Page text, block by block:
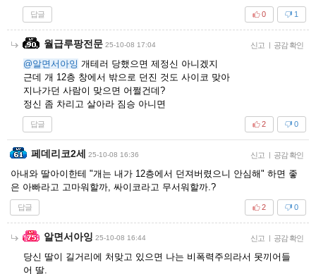
답글 1
0
월급루팡전문 25-10-08 17:04 신고 | 공감 확인
@알면서아잉 개테러 당했으면 제정신 아니겠지
근데 개 12층 창에서 밖으로 던진 것도 사이코 맞아
지나가던 사람이 맞으면 어쩔건데?
정신 좀 차리고 살아라 짐승 아니면
답글 0
2
페데리코2세 25-10-08 16:36 신고 | 공감 확인
아내와 딸아이한테 "개는 내가 12층에서 던져버렸으니 안심해" 하면 좋
은 아빠라고 고마워할까, 싸이코라고 무서워할까.?
답글 0
2
알면서아잉 25-10-08 16:44 신고 | 공감 확인
당신 딸이 길거리에 처맞고 있으면 나는 비폭력주의라서 못끼어들
어 딸.